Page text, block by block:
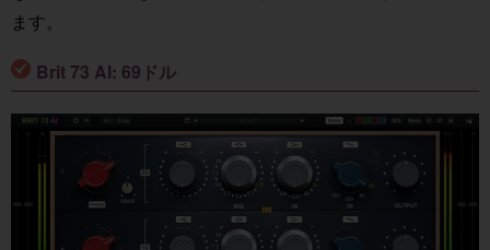
ます。
Brit 73 AI: 69ドル